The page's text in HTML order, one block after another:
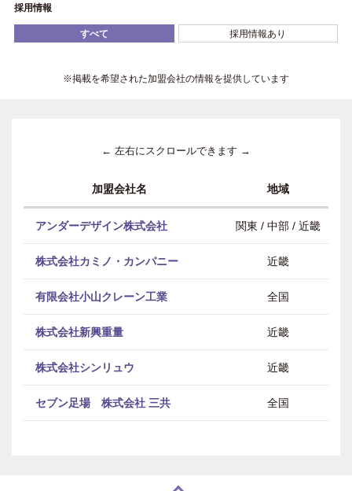
採用情報
すべて 採用情報あり
※掲載を希望された加盟会社の情報を提供しています
← 左右にスクロールできます →
加盟会社名 地域
アンダーデザイン株式会社 関東 / 中部 / 近畿
株式会社カミノ・カンパニー 近畿
有限会社小山クレーン工業 全国
株式会社新興重量 近畿
株式会社シンリュウ 近畿
セブン足場 株式会社 三共 全国